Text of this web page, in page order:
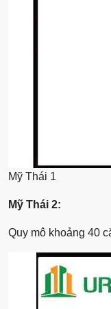
Mỹ Thái 1
Mỹ Thái 2:
Quy mô khoảng 40